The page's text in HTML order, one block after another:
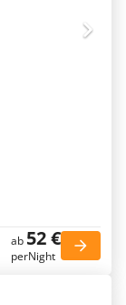
ab 52 €
perNight